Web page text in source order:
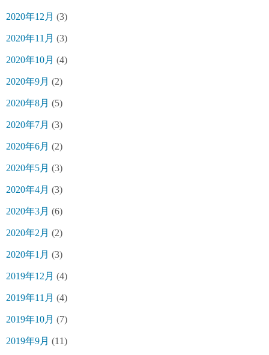
2020年12月 (3)
2020年11月 (3)
2020年10月 (4)
2020年9月 (2)
2020年8月 (5)
2020年7月 (3)
2020年6月 (2)
2020年5月 (3)
2020年4月 (3)
2020年3月 (6)
2020年2月 (2)
2020年1月 (3)
2019年12月 (4)
2019年11月 (4)
2019年10月 (7)
2019年9月 (11)